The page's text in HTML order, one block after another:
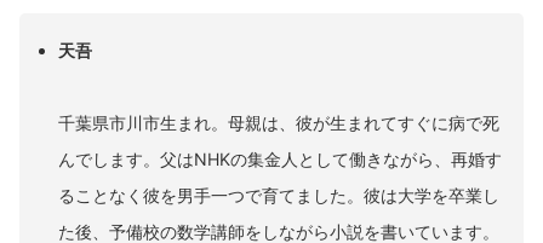
天吾
千葉県市川市生まれ。母親は、彼が生まれてすぐに病で死
んでします。父はNHKの集金人として働きながら、再婚す
ることなく彼を男手一つで育てました。彼は大学を卒業し
た後、予備校の数学講師をしながら小説を書いています。